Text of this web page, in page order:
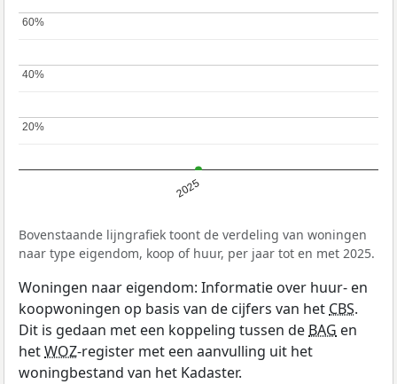
2025
20%
20%
40%
40%
60%
60%
Bovenstaande lijngrafiek toont de verdeling van woningen
naar type eigendom, koop of huur, per jaar tot en met 2025.
Woningen naar eigendom: Informatie over huur- en
koopwoningen op basis van de cijfers van hetCBS.
Dit is gedaan met een koppeling tussen deBAG en
hetWOZ-register met een aanvulling uit het
woningbestand van het Kadaster.